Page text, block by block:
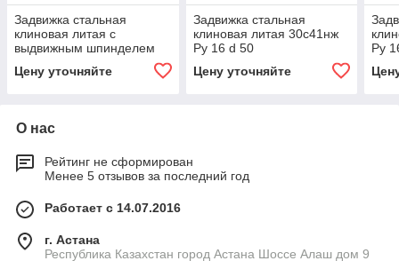
Задвижка стальная
клиновая литая с
выдвижным шпинделем
Цену уточняйте
Задвижка стальная
клиновая литая 30с41нж
Ру 16 d 50
Цену уточняйте
Ру
О нас
Рейтинг не сформирован
Менее 5 отзывов за последний год
Работает с 14.07.2016
г. Астана
Республика Казахстан город Астана Шоссе Алаш дом 9